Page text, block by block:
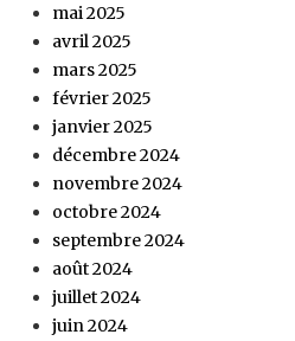
mai 2025
avril 2025
mars 2025
février 2025
janvier 2025
décembre 2024
novembre 2024
octobre 2024
septembre 2024
août 2024
juillet 2024
juin 2024